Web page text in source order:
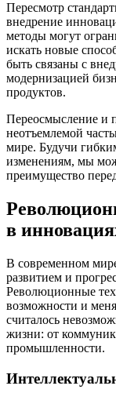
Пересмотр
внедрение
методы могут
искать новые
быть связаны с
модернизацией
продуктов.
Переосмысление и
неотъемлемой
мире. Будучи
изменениям, мы
преимущество
в
В современном
развитием и
Революционные
возможности и
считалось
жизни: от
промышленности.